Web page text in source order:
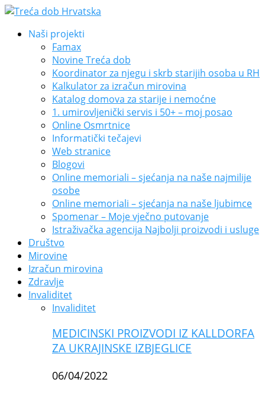
Naši projekti
Famax
Novine Treća dob
Koordinator za njegu i skrb starijih osoba u RH
Kalkulator za izračun mirovina
Katalog domova za starije i nemoćne
1. umirovljenički servis i 50+ – moj posao
Online Osmrtnice
Informatički tečajevi
Web stranice
Blogovi
Online memoriali – sjećanja na naše najmilije
osobe
Online memoriali – sjećanja na naše ljubimce
Spomenar – Moje vječno putovanje
Istraživačka agencija Najbolji proizvodi i usluge
Društvo
Mirovine
Izračun mirovina
Zdravlje
Invaliditet
Invaliditet
MEDICINSKI PROIZVODI IZ KALLDORFA
ZA UKRAJINSKE IZBJEGLICE
06/04/2022